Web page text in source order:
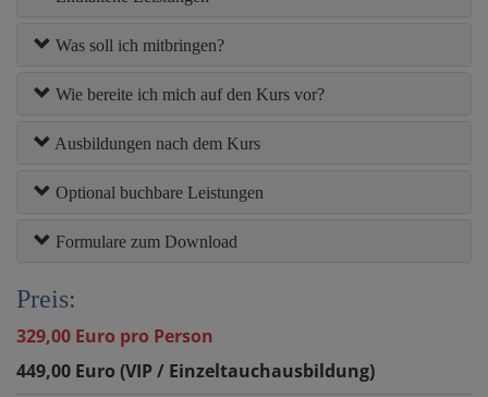
Was soll ich mitbringen?
Wie bereite ich mich auf den Kurs vor?
Ausbildungen nach dem Kurs
Optional buchbare Leistungen
Formulare zum Download
Preis:
329,00 Euro pro Person
449,00 Euro (VIP / Einzeltauchausbildung)